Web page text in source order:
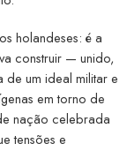
holandeses: é a
construir — unido,
um ideal militar e
em torno de
nação celebrada
tensões e